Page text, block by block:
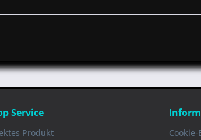
Service
Produkt